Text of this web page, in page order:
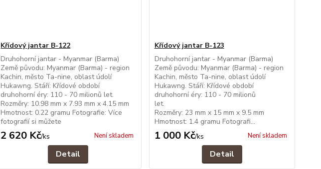
Křídový jantar B-122
Druhohorní jantar - Myanmar (Barma)
Země původu: Myanmar (Barma) - region
Kachin, město Ta-nine, oblast údolí
Hukawng. Stáří: Křídové období
druhohorní éry: 110 - 70 milionů let.
Rozměry: 10.98 mm x 7.93 mm x 4.15 mm
Hmotnost: 0.22 gramu Fotografie: Více
fotografií si můžete
2 620 Kč/ks Není skladem
Detail
Křídový jantar B-123
Druhohorní jantar - Myanmar (Barma)
Země původu: Myanmar (Barma) - region
Kachin, město Ta-nine, oblast údolí
Hukawng. Stáří: Křídové období
druhohorní éry: 110 - 70 milionů
let.
Rozměry: 23 mm x 15 mm x 9.5 mm
Hmotnost: 1.4 gramu Fotografi...
1 000 Kč/ks Není skladem
Detail